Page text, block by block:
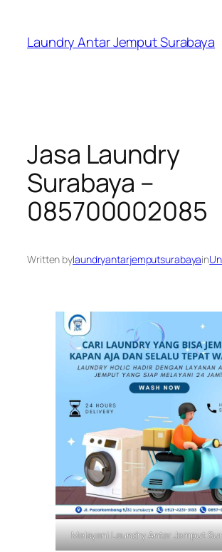
content
Laundry Antar Jemput Surabaya
Jasa Laundry
Surabaya –
085700002085
Written bylaundryantarjemputsurabayain
Melayani Laundry Antar Jemput